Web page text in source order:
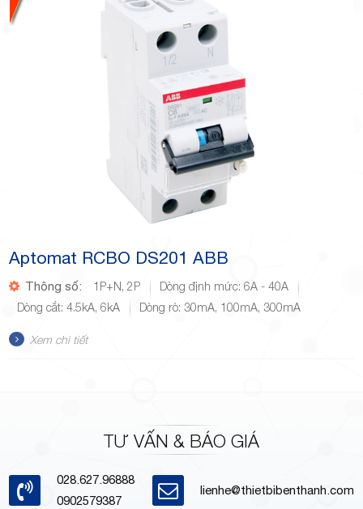
Aptomat RCBO DS201 ABB
Thông số: 1P+N, 2P
Dòng định mức: 6A - 40A
Dòng cắt: 4.5kA, 6kA
Dòng rò: 30mA, 100mA, 300mA
Xem chi tiết
TƯ VẤN & BÁO GIÁ
028.627.96888
0902579387
lienhe@thietbibenthanh.com